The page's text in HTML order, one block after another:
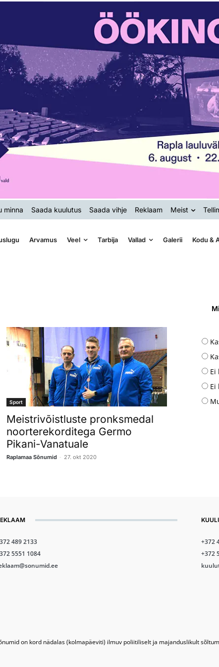
minna Saada kuulutus Saada vihje Reklaam Meist
Arvamus Veel Tarbija Vallad Galerii Kodu &
Sport
Meistrivõistluste pronksmedal
noorterekorditega Germo
Pikani-Vanatuale
Raplamaa Sõnumid - 27. okt 2020
Ei
Ei
489 2133
5551 1084
+372
+372
on kord nädalas (kolmapäeviti) ilmuv poliitiliselt ja majanduslikult